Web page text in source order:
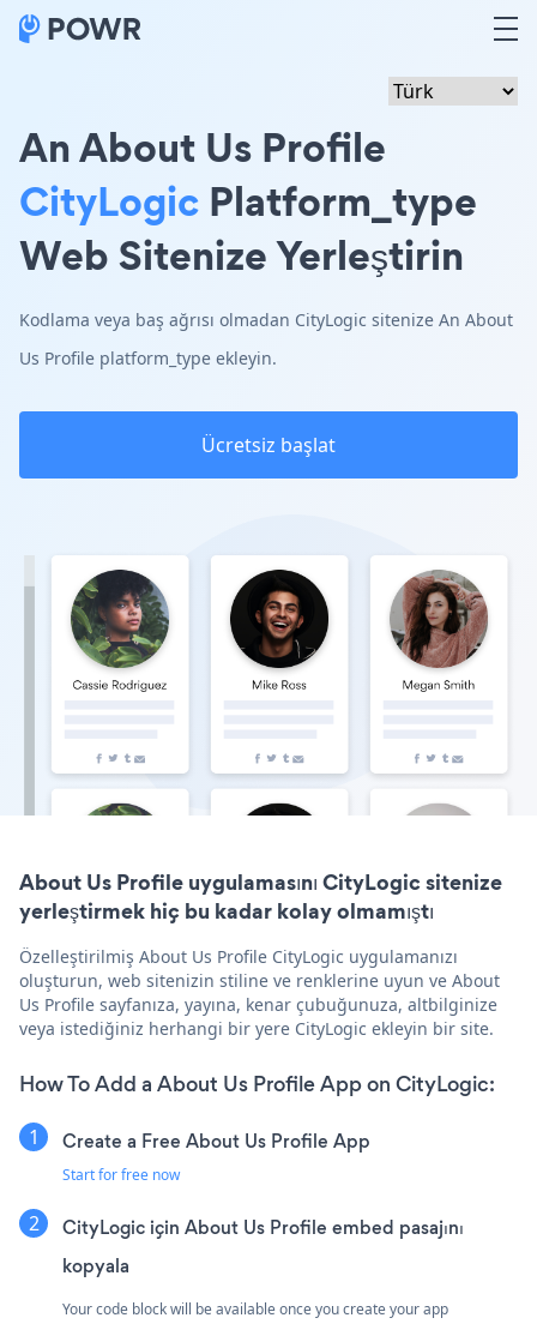
An About Us Profile
CityLogic Platform_type
Web Sitenize Yerleştirin
Kodlama veya baş ağrısı olmadan CityLogic sitenize An About
Us Profile platform_type ekleyin.
Ücretsiz başlat
About Us Profile uygulamasını CityLogic sitenize
yerleştirmek hiç bu kadar kolay olmamıştı
Özelleştirilmiş About Us Profile CityLogic uygulamanızı
oluşturun, web sitenizin stiline ve renklerine uyun ve About
Us Profile sayfanıza, yayına, kenar çubuğunuza, altbilginize
veya istediğiniz herhangi bir yere CityLogic ekleyin bir site.
How To Add a About Us Profile App on CityLogic:
Create a Free About Us Profile App
Start for free now
CityLogic için About Us Profile embed pasajını
kopyala
Your code block will be available once you create your app